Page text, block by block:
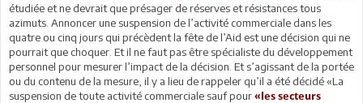
étudiée et ne devrait que présager de réserves et résistances tous
azimuts. Annoncer une suspension de l’activité commerciale dans les
quatre ou cinq jours qui précèdent la fête de l’Aid est une décision qui ne
pourrait que choquer. Et il ne faut pas être spécialiste du développement
personnel pour mesurer l’impact de la décision. Et s’agissant de la portée
ou du contenu de la mesure, il y a lieu de rappeler qu’il a été décidé «La
suspension de toute activité commerciale sauf pour «les secteurs